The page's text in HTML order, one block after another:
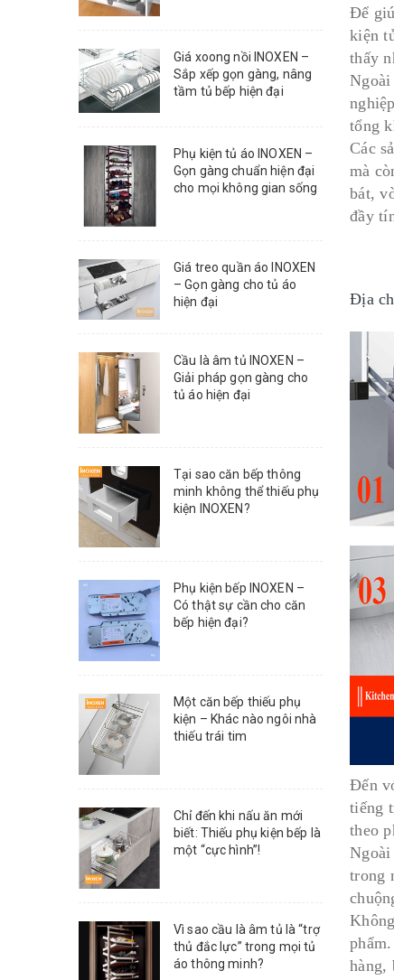
Để
kiện
thấy
Ngoài
tổng
Các
mà
bát,
đầy
Địa
Đến
tiếng
theo
Ngoài
trong
hàng,
Giá xoong nồi INOXEN –
Sắp xếp gọn gàng, nâng
tầm tủ bếp hiện đại
Phụ kiện tủ áo INOXEN –
Gọn gàng chuẩn hiện đại
cho mọi không gian sống
Giá treo quần áo INOXEN
– Gọn gàng cho tủ áo
hiện đại
Cầu là âm tủ INOXEN –
Giải pháp gọn gàng cho
tủ áo hiện đại
Tại sao căn bếp thông
minh không thể thiếu phụ
kiện INOXEN?
Phụ kiện bếp INOXEN –
Có thật sự cần cho căn
bếp hiện đại?
Một căn bếp thiếu phụ
kiện – Khác nào ngôi nhà
thiếu trái tim
Chỉ đến khi nấu ăn mới
biết: Thiếu phụ kiện bếp là
một “cực hình”!
Vì sao cầu là âm tủ là “trợ
thủ đắc lực” trong mọi tủ
áo thông minh?